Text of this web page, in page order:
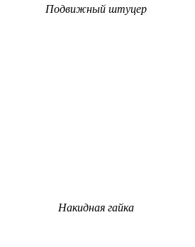
Подвижный штуцер
Накидная гайка